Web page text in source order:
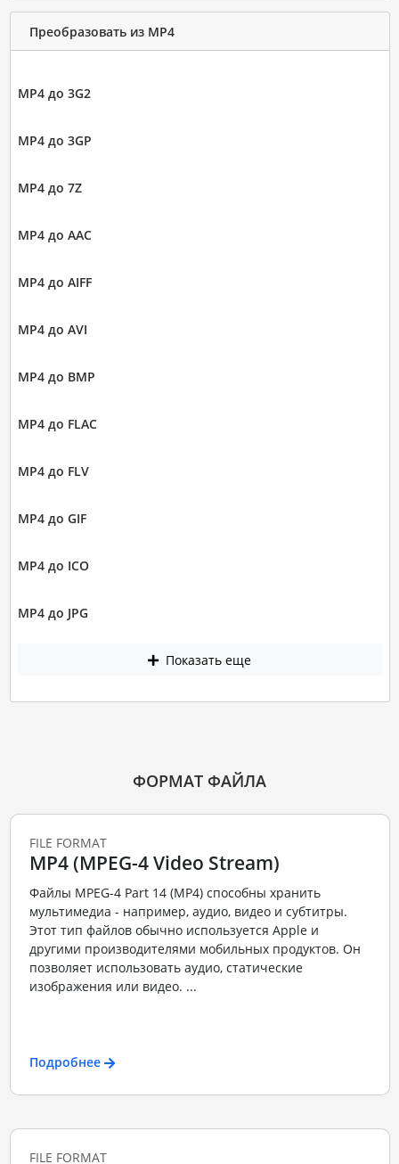
Преобразовать из MP4
MP4 до 3G2
MP4 до 3GP
MP4 до 7Z
MP4 до AAC
MP4 до AIFF
MP4 до AVI
MP4 до BMP
MP4 до FLAC
MP4 до FLV
MP4 до GIF
MP4 до ICO
MP4 до JPG
Показать еще
ФОРМАТ ФАЙЛА
FILE FORMAT
MP4 (MPEG-4 Video Stream)
Файлы MPEG-4 Part 14 (MP4) способны хранить
мультимедиа - например, аудио, видео и субтитры.
Этот тип файлов обычно используется Apple и
другими производителями мобильных продуктов. Он
позволяет использовать аудио, статические
изображения или видео. ...
Подробнее
FILE FORMAT